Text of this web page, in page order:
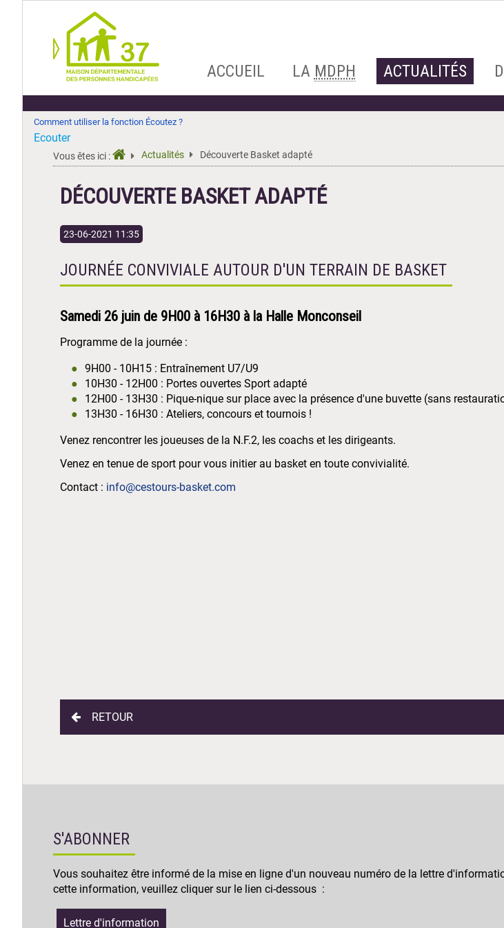
AllerACCUEIL LA MDPH ACTUALITÉS
Comment utiliser la fonction Écoutez ?
Ecouter
Vous êtes ici : Actualités Découverte Basket adapté
DÉCOUVERTE BASKET ADAPTÉ
23-06-2021 11:35
JOURNÉE CONVIVIALE AUTOUR D'UN TERRAIN DE BASKET
Samedi 26 juin de 9H00 à 16H30 à la Halle Monconseil
Programme de la journée :
9H00 - 10H15 : Entraînement U7/U9
10H30 - 12H00 : Portes ouvertes Sport adapté
12H00 - 13H30 : Pique-nique sur place avec la présence d'une buvette (sans
13H30 - 16H30 : Ateliers, concours et tournois !
Venez rencontrer les joueuses de la N.F.2, les coachs et les dirigeants.
Venez en tenue de sport pour vous initier au basket en toute convivialité.
Contact : info@cestours-basket.com
RETOUR
S'ABONNER
Vous souhaitez être informé de la mise en ligne d'un nouveau numéro de la lettre
cette information, veuillez cliquer sur le lien ci-dessous :
Lettre d'information